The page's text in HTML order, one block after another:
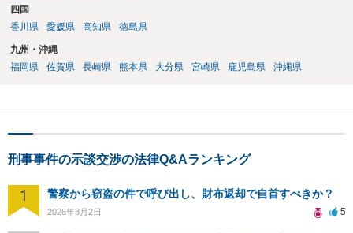
四国
香川県
愛媛県 高知県 徳島県
九州・沖縄
福岡県
佐賀県 長崎県 熊本県 大分県 宮崎県 鹿児島県 沖縄県
刑事事件の示談交渉の法律Q&Aランキング
1 警察から窃盗の件で呼び出し、財布返却で自首すべきか？
2026年8月2日 5